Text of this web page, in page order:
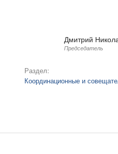
Дмитрий
Председатель
Раздел:
Координационные и